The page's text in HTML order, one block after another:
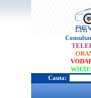
Cauta: